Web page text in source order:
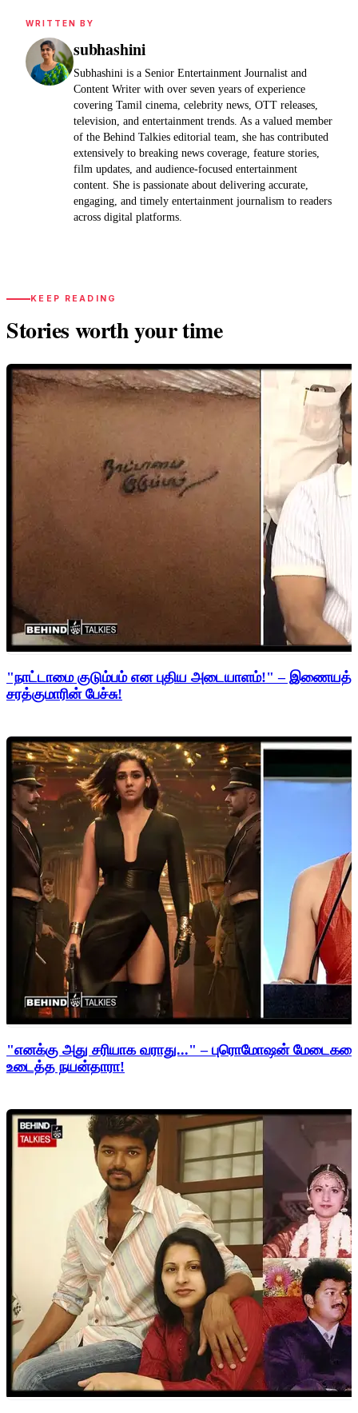
WRITTEN BY
subhashini
Subhashini is a Senior Entertainment Journalist and
Content Writer with over seven years of experience
covering Tamil cinema, celebrity news, OTT releases,
television, and entertainment trends. As a valued member
of the Behind Talkies editorial team, she has contributed
extensively to breaking news coverage, feature stories,
film updates, and audience-focused entertainment
content. She is passionate about delivering accurate,
engaging, and timely entertainment journalism to readers
across digital platforms.
KEEP READING
Stories worth your time
"நாட்டாமை குடும்பம் என புதிய அடையாளம்!" –
சரத்குமாரின் பேச்சு!
"எனக்கு அது சரியாக வராது..." – புரொமோஷன்
உடைத்த நயன்தாரா!